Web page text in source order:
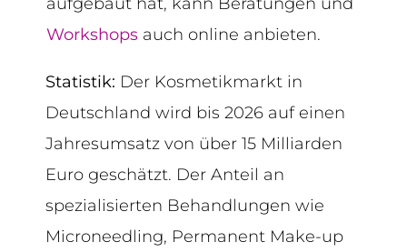
Workshops auch online anbieten.
Statistik: Der Kosmetikmarkt in
Deutschland wird bis 2026 auf einen
Jahresumsatz von über 15 Milliarden
Euro geschätzt. Der Anteil an
spezialisierten Behandlungen wie
Microneedling, Permanent Make-up